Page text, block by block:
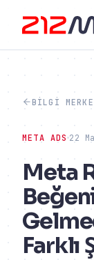
BILGI
META ADS 22
Meta
Farklı